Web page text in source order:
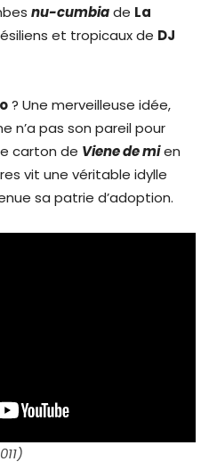
nu-cumbiade La
et tropicaux de DJ
? Une merveilleuse idée,
n’a pas son pareil pour
carton de Viene de mien
vit une véritable idylle
sa patrie d’adoption.